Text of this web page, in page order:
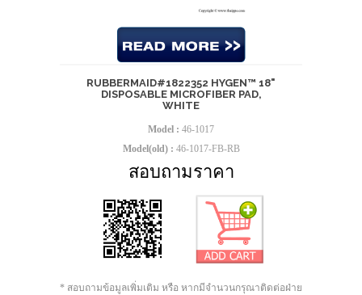
RUBBERMAID#1822352 HYGEN™ 18"
DISPOSABLE MICROFIBER PAD,
WHITE
Model : 46-1017
Model(old) : 46-1017-FB-RB
สอบถามราคา
* สอบถามข้อมูลเพิ่มเติม หรือ หากมีจำนวนกรุณาติดต่อฝ่าย